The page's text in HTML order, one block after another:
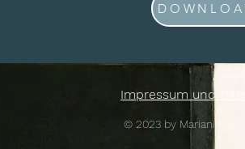
Impressum und
© 2023 by Mariani